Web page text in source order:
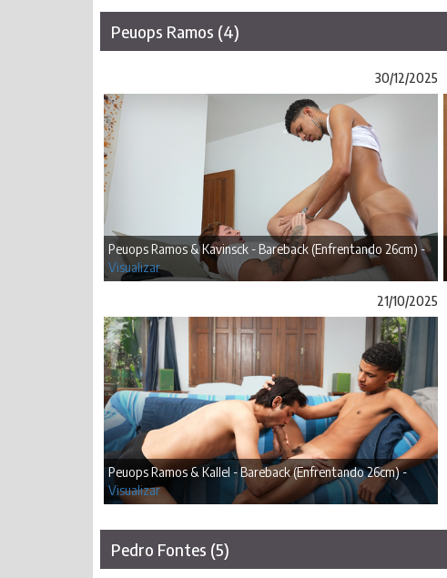
Peuops Ramos (4)
30/12/2025
Peuops Ramos & Kavinsck - Bareback (Enfrentando 26cm) -
Visualizar
21/10/2025
Peuops Ramos & Kallel - Bareback (Enfrentando 26cm) -
Visualizar
Pedro Fontes (5)